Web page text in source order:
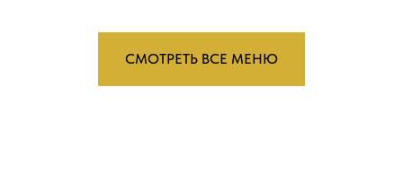
СМОТРЕТЬ ВСЕ МЕНЮ